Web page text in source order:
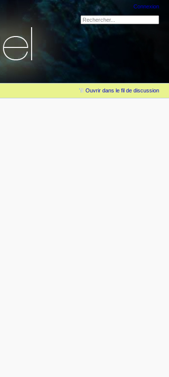
Connexion
Ouvrir dans le fil de discussion